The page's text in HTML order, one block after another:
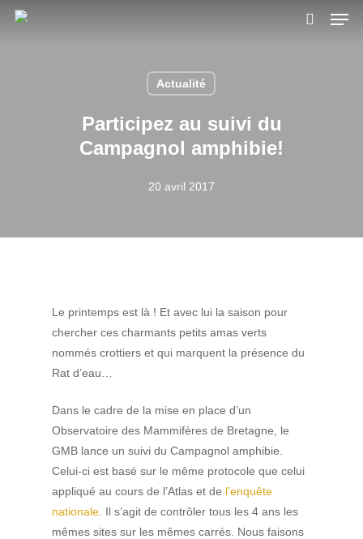
Skip
Actualité
Participez au suivi du
Campagnol amphibie!
20 avril 2017
Le printemps est là ! Et avec lui la saison pour
chercher ces charmants petits amas verts
nommés crottiers et qui marquent la présence du
Rat d’eau…
Dans le cadre de la mise en place d’un
Observatoire des Mammifères de Bretagne, le
GMB lance un suivi du Campagnol amphibie.
Celui-ci est basé sur le même protocole que celui
appliqué au cours de l’Atlas et de l’enquête
nationale . Il s’agit de contrôler tous les 4 ans les
mêmes sites sur les mêmes carrés. Nous faisons